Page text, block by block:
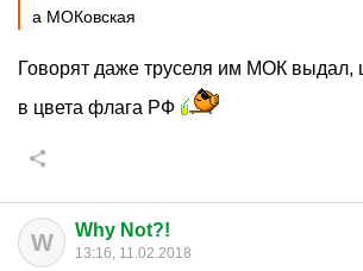
а МОКовская
Говорят даже труселя им МОК выдал,
в цвета флага РФ
W Why Not?!
13:16, 11.02.2018